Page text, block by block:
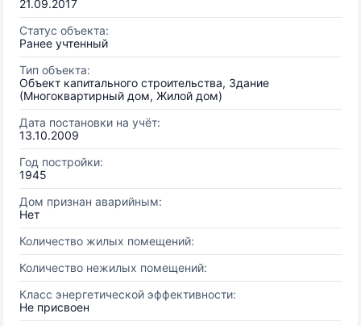
21.09.2017
Статус объекта:
Ранее учтенный
Тип объекта:
Объект капитального строительства, Здание
(Многоквартирный дом, Жилой дом)
Дата постановки на учёт:
13.10.2009
Год постройки:
1945
Дом признан аварийным:
Нет
Количество жилых помещений:
Количество нежилых помещений:
Класс энергетической эффективности:
Не присвоен